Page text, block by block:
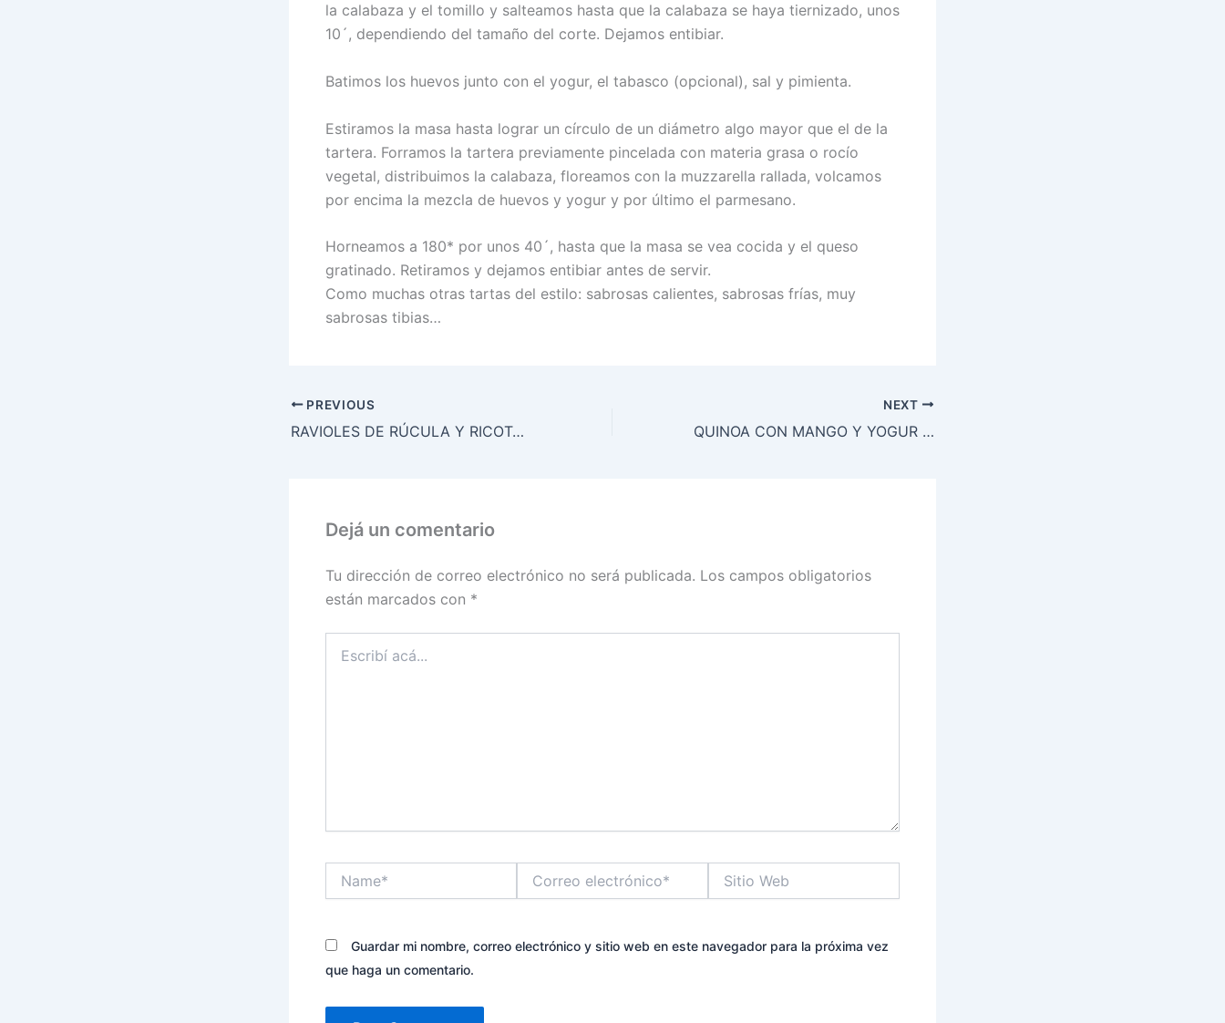
la calabaza y el tomillo y salteamos hasta que la calabaza se haya tiernizado, unos
10´, dependiendo del tamaño del corte. Dejamos entibiar.
Batimos los huevos junto con el yogur, el tabasco (opcional), sal y pimienta.
Estiramos la masa hasta lograr un círculo de un diámetro algo mayor que el de la
tartera. Forramos la tartera previamente pincelada con materia grasa o rocío
vegetal, distribuimos la calabaza, floreamos con la muzzarella rallada, volcamos
por encima la mezcla de huevos y yogur y por último el parmesano.
Horneamos a 180* por unos 40´, hasta que la masa se vea cocida y el queso
gratinado. Retiramos y dejamos entibiar antes de servir.
Como muchas otras tartas del estilo: sabrosas calientes, sabrosas frías, muy
sabrosas tibias…
PREVIOUS
RAVIOLES DE RÚCULA Y RICOTA CON SALSA DE TOMATES CRUDOS
NEXT
QUINOA CON MANGO Y YOGUR AL CURRY
Dejá un comentario
Tu dirección de correo electrónico no será publicada. Los campos obligatorios
están marcados con *
acá...
electrónico*
Web
Guardar mi nombre, correo electrónico y sitio web en este navegador para la próxima vez
que haga un comentario.